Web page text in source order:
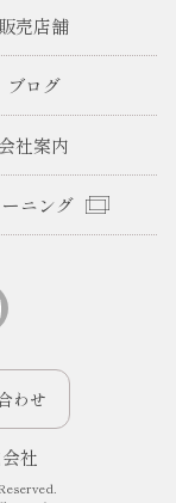
販売店舗
ブログ
会社案内
ニング
わせ
社